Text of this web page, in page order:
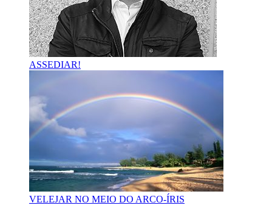
ASSEDIAR!
VELEJAR NO MEIO DO ARCO-ÍRIS